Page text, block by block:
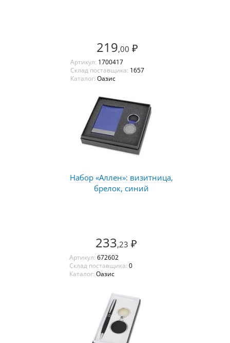
219,00 ₽
Артикул: 1700417
Склад поставщика: 1657
Каталог: Оазис
Набор «Аллен»: визитница,
брелок, синий
233,23 ₽
Артикул: 672602
Склад поставщика: 0
Каталог: Оазис